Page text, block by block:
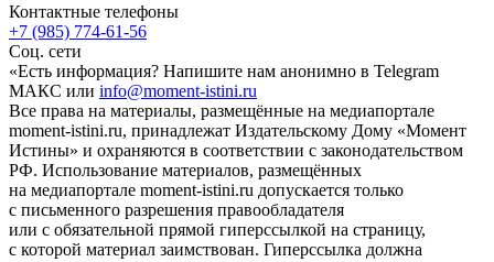
Контактные телефоны
+7 (985) 774-61-56
Соц. сети
«Есть информация? Напишите нам анонимно в Telegram
МАКС или info@moment-istini.ru
Все права на материалы, размещённые на медиапортале
moment-istini.ru, принадлежат Издательскому Дому «Момент
Истины» и охраняются в соответствии с законодательством
РФ. Использование материалов, размещённых
на медиапортале moment-istini.ru допускается только
с письменного разрешения правообладателя
или с обязательной прямой гиперссылкой на страницу,
с которой материал заимствован. Гиперссылка должна